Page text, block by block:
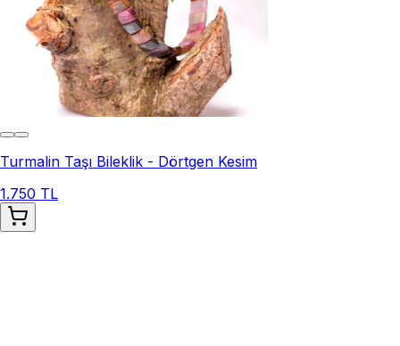
Turmalin Taşı Bileklik - Dörtgen Kesim
1.750 TL